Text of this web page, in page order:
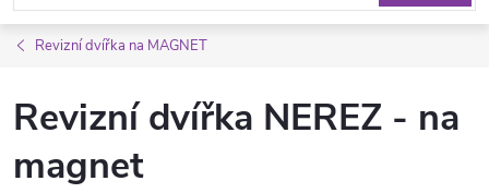
Revizní dvířka na MAGNET
Revizní dvířka NEREZ - na
magnet